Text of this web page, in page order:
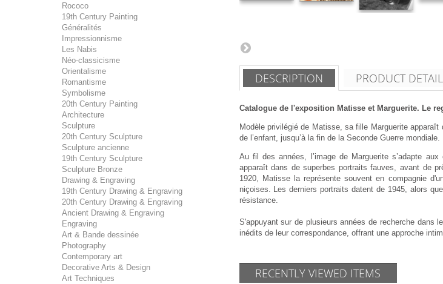
Rococo
19th Century Painting
Généralités
Impressionnisme
Les Nabis
Néo-classicisme
Orientalisme
Romantisme
Symbolisme
20th Century Painting
Architecture
Sculpture
20th Century Sculpture
Sculpture ancienne
19th Century Sculpture
Sculpture Bronze
Drawing & Engraving
19th Century Drawing & Engraving
20th Century Drawing & Engraving
Ancient Drawing & Engraving
Engraving
Art & Bande dessinée
Photography
Contemporary art
Decorative Arts & Design
Art Techniques
DESCRIPTION PRODUCT
Catalogue de l'exposition Matisse et Marguerite. Le
Modèle privilégié de Matisse, sa fille Marguerite
de l’enfant, jusqu’à la fin de la Seconde Guerre mondiale.
Au fil des années, l’image de Marguerite s’adapte
apparaît dans de superbes portraits fauves, avant de
1920, Matisse la représente souvent en compagnie
niçoises. Les derniers portraits datent de 1945, alors
résistance.
S'appuyant sur de plusieurs années de recherche dans
inédits de leur correspondance, offrant une approche
RECENTLY VIEWED ITEMS